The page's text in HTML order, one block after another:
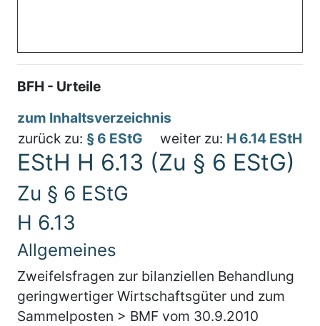
BFH - Urteile
zum Inhaltsverzeichnis
zurück zu: § 6 EStG weiter zu: H 6.14 EStH
EStH H 6.13 (Zu § 6 EStG)
Zu § 6 EStG
H 6.13
Allgemeines
Zweifelsfragen zur bilanziellen Behandlung
geringwertiger Wirtschaftsgüter und zum
Sammelposten > BMF vom 30.9.2010